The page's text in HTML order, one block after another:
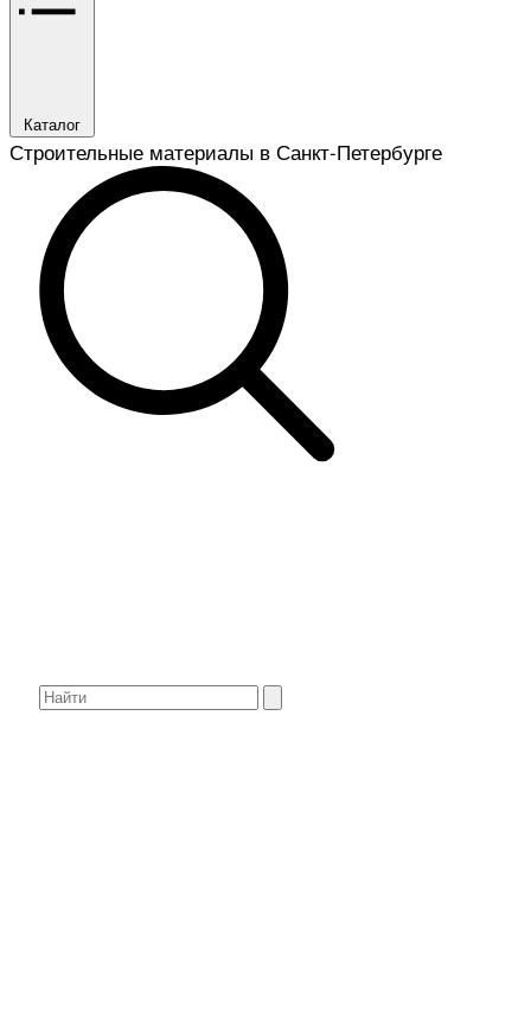
Каталог
Строительные материалы в Санкт-Петербурге